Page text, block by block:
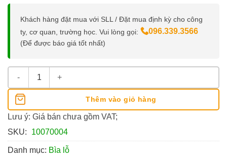
Khách hàng đặt mua với SLL / Đặt mua định kỳ cho công
ty, cơ quan, trường học. Vui lòng gọi:
096.339.3566
(Để được báo giá tốt nhất)
Bìa Lỗ A4 Plus số lượng
Thêm vào giỏ hàng
Lưu ý: Giá bán chưa gồm VAT;
SKU:
10070004
Danh mục: Bìa lỗ